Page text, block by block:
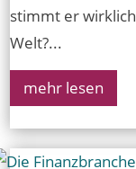
stimmt er
Welt?...
mehr lesen